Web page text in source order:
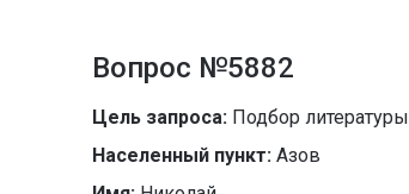
Вопрос №5882
Цель запроса: Подбор литературы
Населенный пункт: Азов